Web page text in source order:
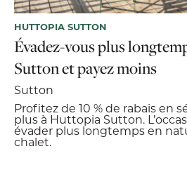
HUTTOPIA SUTTON
Évadez-vous plus
Sutton et payez moins
Sutton
Profitez de 10 % de rabais en
plus à Huttopia Sutton.
évader plus longtemps en
chalet.